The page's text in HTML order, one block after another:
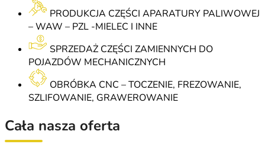
PRODUKCJA CZĘŚCI APARATURY PALIWOWEJ
– WAW – PZL -MIELEC I INNE
SPRZEDAŻ CZĘŚCI ZAMIENNYCH DO
POJAZDÓW MECHANICZNYCH
OBRÓBKA CNC – TOCZENIE, FREZOWANIE,
SZLIFOWANIE, GRAWEROWANIE
Cała nasza oferta